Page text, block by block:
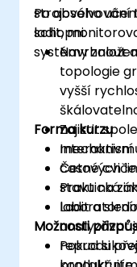
strojového
ladit,
systémy
Po absolvování
schopni:
Navrhnout
topologie
vyšší
Zajistit
časových
stavu na
Ladit a
analyzovat
Forma kurzu
Interaktivní
Četné
Praktická
Možnosti
Pokud si